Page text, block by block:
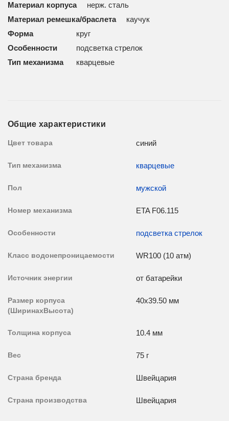
Материал корпуса
нерж. сталь
Материал ремешка/браслета
каучук
Форма
круг
Особенности
подсветка стрелок
Тип механизма
кварцевые
Общие характеристики
Цвет товара синий
Тип механизма кварцевые
Пол мужской
Номер механизма ETA F06.115
Особенности подсветка стрелок
Класс водонепроницаемости WR100 (10 атм)
Источник энергии от батарейки
Размер корпуса
(ШиринахВысота)
40x39.50 мм
Толщина корпуса 10.4 мм
Вес 75 г
Страна бренда Швейцария
Страна производства Швейцария